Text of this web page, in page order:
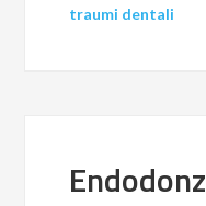
traumi dentali